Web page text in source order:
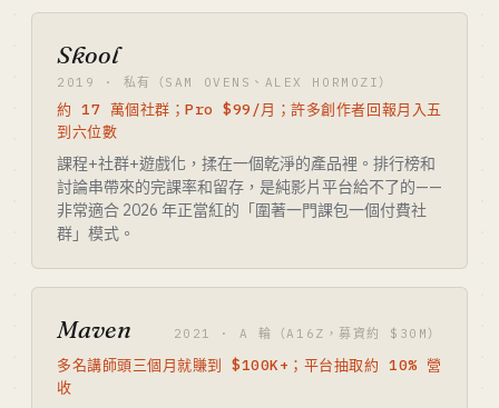
Skool
2019 · 私有（SAM OVENS、ALEX HORMOZI）
約 17 萬個社群；Pro $99/月；許多創作者回報月入五
到六位數
課程+社群+遊戲化，揉在一個乾淨的產品裡。排行榜和
討論串帶來的完課率和留存，是純影片平台給不了的——
非常適合 2026 年正當紅的「圍著一門課包一個付費社
群」模式。
Maven 2021 · A 輪（A16Z，募資約 $30M）
多名講師頭三個月就賺到 $100K+；平台抽取約 10% 營
收